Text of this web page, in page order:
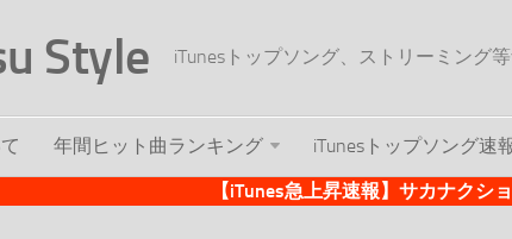
Style iTunesトップソング、ストリーミング
年間ヒット曲ランキング iTunesトップソング速
【iTunes急上昇速報】サカナクシ